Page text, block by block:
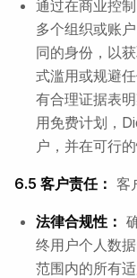
通过在商业控
多个组织或账
同的身份，以
式滥用或规避
有合理证据表
用免费计划，
户，并在可行
6.5 客户责任： 客
法律合规性：
终用户个人数
范围内的所有